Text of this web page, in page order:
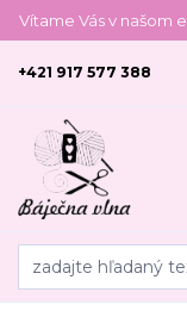
Vítame Vás v našom
+421 917 577 388